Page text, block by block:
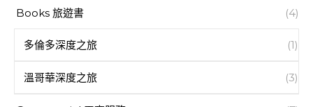
Books 旅遊書 (4)
多倫多深度之旅 (1)
溫哥華深度之旅 (3)